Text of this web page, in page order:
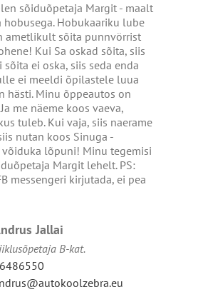
sõiduõpetaja Margit - maalt
hobusega. Hobukaariku lube
ametlikult sõita punnvörrist
Kui Sa oskad sõita, siis
ei oska, siis seda enda
ei meeldi õpilastele luua
hästi. Minu õppeautos on
me näeme koos vaeva,
tuleb. Kui vaja, siis naerame
nutan koos Sinuga -
võiduka lõpuni! Minu tegemisi
Margit lehelt. PS:
messengeri kirjutada, ei pea
Jallai
B-kat.